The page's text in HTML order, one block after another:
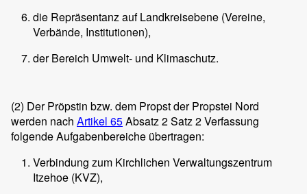
die Repräsentanz auf Landkreisebene (Vereine,
Verbände, Institutionen),
der Bereich Umwelt- und Klimaschutz.
(2) Der Pröpstin bzw. dem Propst der Propstei Nord
werden nach Artikel 65Absatz 2 Satz 2 Verfassung
folgende Aufgabenbereiche übertragen:
Verbindung zum Kirchlichen Verwaltungszentrum
Itzehoe (KVZ),